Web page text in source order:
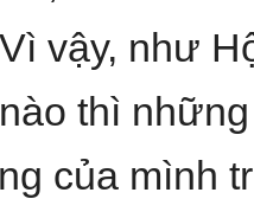
vậy, như
thì
của mình